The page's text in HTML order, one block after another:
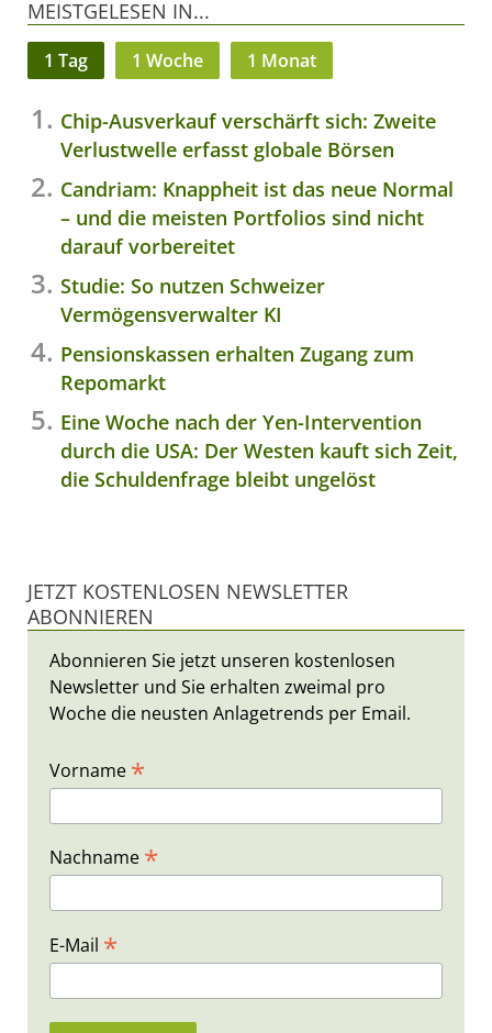
MEISTGELESEN IN...
1 Tag 1 Woche 1 Monat
Chip-Ausverkauf verschärft sich: Zweite
Verlustwelle erfasst globale Börsen
Candriam: Knappheit ist das neue Normal
– und die meisten Portfolios sind nicht
darauf vorbereitet
Studie: So nutzen Schweizer
Vermögensverwalter KI
Pensionskassen erhalten Zugang zum
Repomarkt
Eine Woche nach der Yen-Intervention
durch die USA: Der Westen kauft sich Zeit,
die Schuldenfrage bleibt ungelöst
JETZT KOSTENLOSEN NEWSLETTER
ABONNIEREN
Abonnieren Sie jetzt unseren kostenlosen
Newsletter und Sie erhalten zweimal pro
Woche die neusten Anlagetrends per Email.
Vorname *
Nachname *
E-Mail *